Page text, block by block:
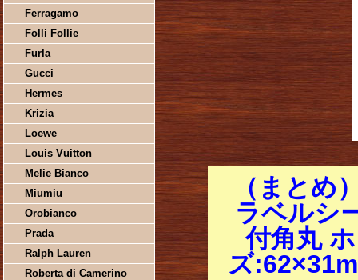
Ferragamo
Folli Follie
Furla
Gucci
Hermes
Krizia
Loewe
Louis Vuitton
Melie Bianco
Miumiu
Orobianco
Prada
Ralph Lauren
Roberta di Camerino
（まとめ
ラベルシ
付角丸
ズ